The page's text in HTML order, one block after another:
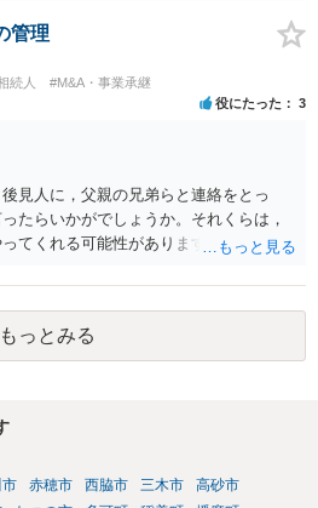
管理
続人 #M&A・事業承継
役にたった 3
見人に，父親の兄弟らと連絡をとっ
たらいかがでしょうか。それくらは，
てくれる可能性があります。 ただ，通
もっとみる
赤穂市 西脇市 三木市
高砂市